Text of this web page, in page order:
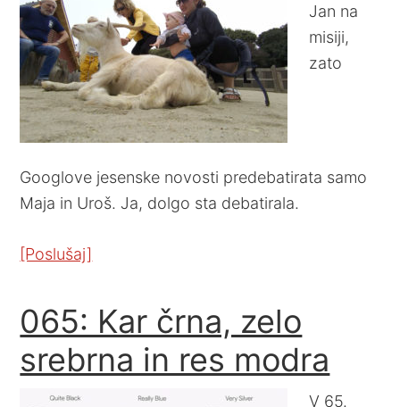
Jan na
misiji,
zato
Googlove jesenske novosti predebatirata samo
Maja in Uroš. Ja, dolgo sta debatirala.
[Poslušaj]
065: Kar črna, zelo
srebrna in res modra
V 65.